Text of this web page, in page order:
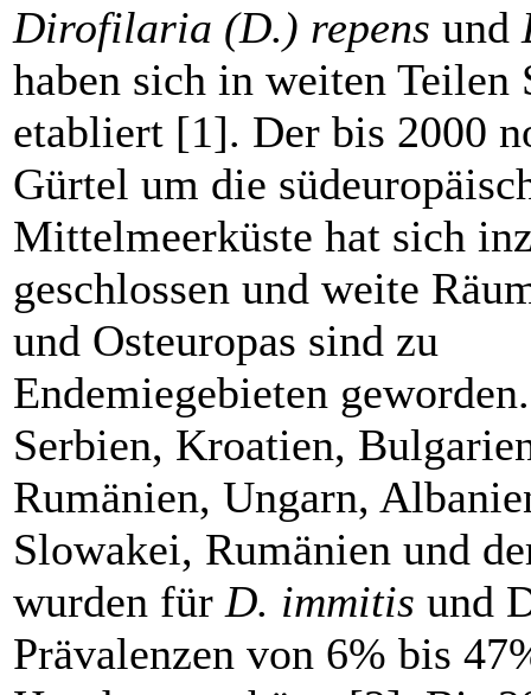
Dirofilaria (D.) repens und
haben sich in weiten Teilen
etabliert [1]. Der bis 2000
Gürtel um die
Mittelmeerküste hat sich
geschlossen und weite
und Osteuropas sind zu
Endemiegebieten
Serbien, Kroatien,
Rumänien, ­Ungarn,
Slowakei, Rumänien und
wurden für D. immitis und
Prävalenzen von 6% bis